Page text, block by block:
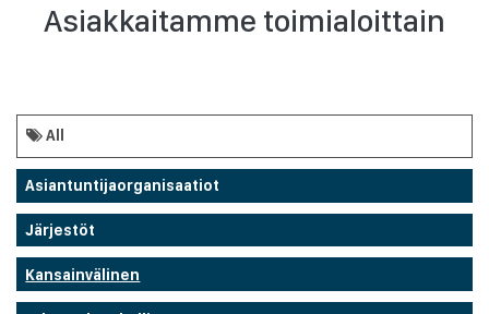
Asiakkaitamme toimialoittain
All
Asiantuntijaorganisaatiot
Järjestöt
Kansainvälinen